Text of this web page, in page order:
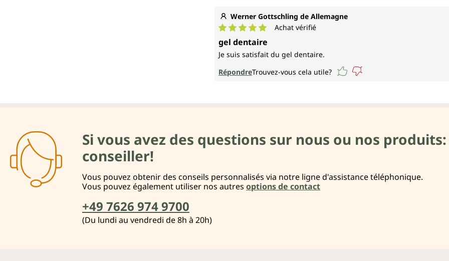
Werner Gottschling de Allemagne
Note moyenne de 5 sur 5 étoiles
Achat vérifié
gel dentaire
Je suis satisfait du gel dentaire.
RépondreTrouvez-vous cela utile?
Si vous avez des questions sur nous ou nos
conseiller!
Vous pouvez obtenir des conseils personnalisés via notre ligne d'assistance téléphonique.
Vous pouvez également utiliser nos autres options de contact
+49 7626 974 9700
(Du lundi au vendredi de 8h à 20h)